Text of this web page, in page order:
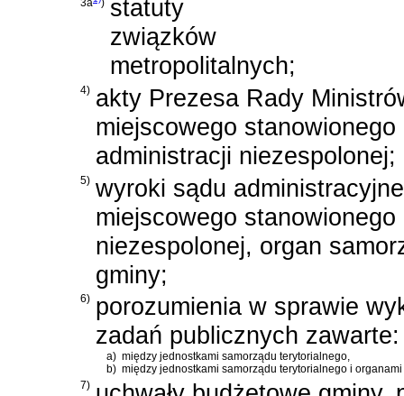
3a ) statuty
związków
metropolitalnych;
4) akty Prezesa Rady
miejscowego
administracji niezespolonej;
5) wyroki sądu
miejscowego
niezespolonej, organ
gminy;
6) porozumienia w sprawie
zadań publicznych zawarte:
a) między jednostkami samorządu terytorialnego,
b) między jednostkami samorządu terytorialnego i
7)